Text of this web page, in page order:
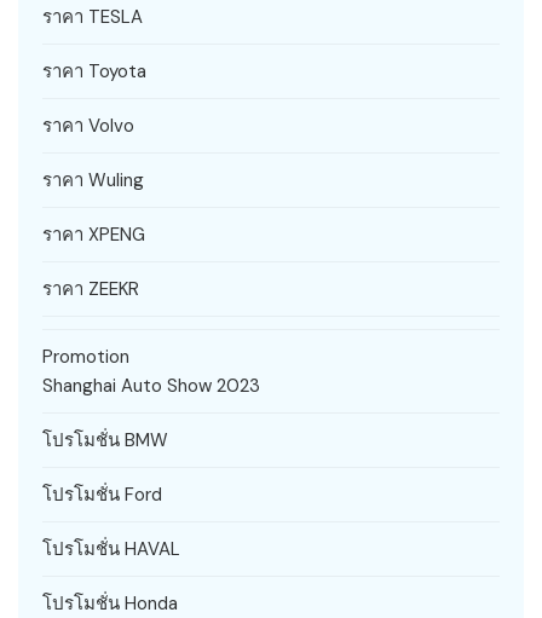
ราคา TESLA
ราคา Toyota
ราคา Volvo
ราคา Wuling
ราคา XPENG
ราคา ZEEKR
Promotion
Shanghai Auto Show 2023
โปรโมชั่น BMW
โปรโมชั่น Ford
โปรโมชั่น HAVAL
โปรโมชั่น Honda